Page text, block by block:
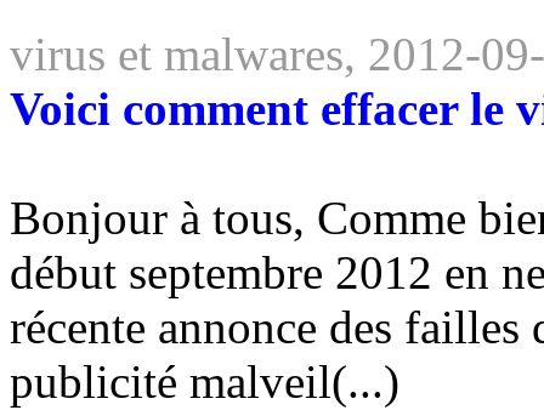
virus et malwares, 2012-
Voici comment effacer le
Bonjour à tous, Comme
début septembre 2012 en
récente annonce des
publicité malveil(...)